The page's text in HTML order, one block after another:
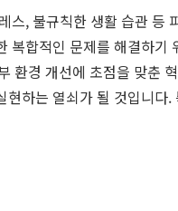
스, 불규칙한 생활 습관 등
복합적인 문제를 해결하기
환경 개선에 초점을 맞춘
하는 열쇠가 될 것입니다.